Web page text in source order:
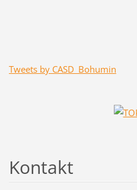
Tweets by CASD_Bohumin
Kontakt